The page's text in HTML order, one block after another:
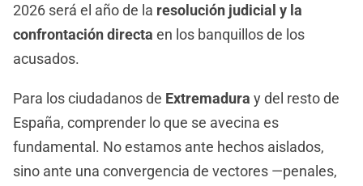
2026 será el año de la resolución judicial y la
confrontación directa en los banquillos de los
acusados.
Para los ciudadanos de Extremadura y del resto de
España, comprender lo que se avecina es
fundamental. No estamos ante hechos aislados,
sino ante una convergencia de vectores —penales,